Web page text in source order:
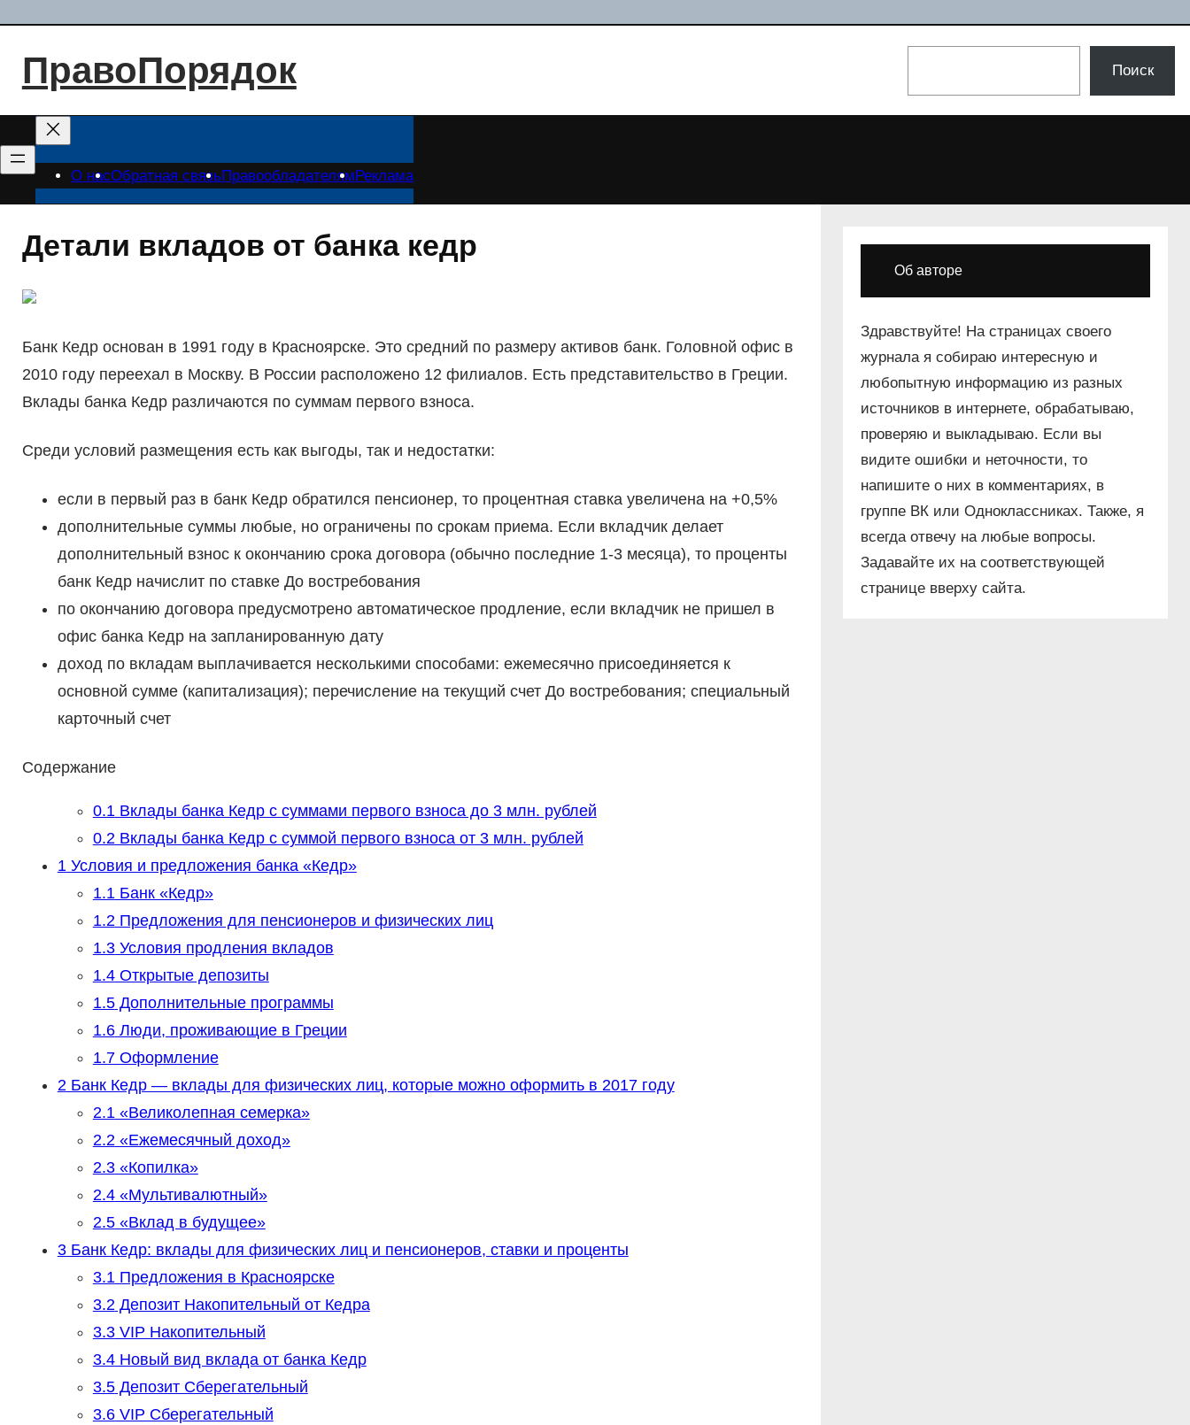
содержимому
ПравоПорядок Поиск
О насОбратная связь Правообладателям Реклама
Детали вкладов от банка кедр
Банк Кедр основан в 1991 году в Красноярске. Это средний по размеру активов банк. Головной офис в
2010 году переехал в Москву. В России расположено 12 филиалов. Есть представительство в Греции.
Вклады банка Кедр различаются по суммам первого взноса.
Среди условий размещения есть как выгоды, так и недостатки:
если в первый раз в банк Кедр обратился пенсионер, то процентная ставка увеличена на +0,5%
дополнительные суммы любые, но ограничены по срокам приема. Если вкладчик делает
дополнительный взнос к окончанию срока договора (обычно последние 1-3 месяца), то проценты
банк Кедр начислит по ставке До востребования
по окончанию договора предусмотрено автоматическое продление, если вкладчик не пришел в
офис банка Кедр на запланированную дату
доход по вкладам выплачивается несколькими способами: ежемесячно присоединяется к
основной сумме (капитализация); перечисление на текущий счет До востребования; специальный
карточный счет
Содержание
0.1Вклады банка Кедр с суммами первого взноса до 3 млн. рублей
0.2Вклады банка Кедр с суммой первого взноса от 3 млн. рублей
1Условия и предложения банка «Кедр»
1.1Банк «Кедр»
1.2Предложения для пенсионеров и физических лиц
1.3Условия продления вкладов
1.4Открытые депозиты
1.5Дополнительные программы
1.6Люди, проживающие в Греции
1.7Оформление
2Банк Кедр — вклады для физических лиц, которые можно оформить в 2017 году
2.1«Великолепная семерка»
2.2«Ежемесячный доход»
2.3«Копилка»
2.4«Мультивалютный»
2.5«Вклад в будущее»
3Банк Кедр: вклады для физических лиц и пенсионеров, ставки и проценты
3.1Предложения в Красноярске
3.2Депозит Накопительный от Кедра
3.3VIP Накопительный
3.4Новый вид вклада от банка Кедр
3.5Депозит Сберегательный
3.6VIP Сберегательный
Об авторе
Здравствуйте! На страницах своего
журнала я собираю интересную и
любопытную информацию из разных
источников в интернете, обрабатываю,
проверяю и выкладываю. Если вы
видите ошибки и неточности, то
напишите о них в комментариях, в
группе ВК или Одноклассниках. Также, я
всегда отвечу на любые вопросы.
Задавайте их на соответствующей
странице вверху сайта.